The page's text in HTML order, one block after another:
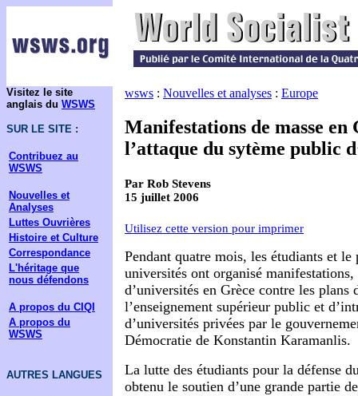
Visitez le site
anglais du WSWS
SUR LE SITE :
Contribuez au
WSWS
Nouvelles et
Analyses
Luttes Ouvrières
Histoire et Culture
Correspondance
L'héritage que
nous défendons
A propos du CIQI
A propos du
WSWS
AUTRES LANGUES
wsws : Nouvelles et analyses : Europe
Manifestations de masse en
l’attaque du sytème public
Par Rob Stevens
15 juillet 2006
Utilisez cette version pour imprimer
Pendant quatre mois, les étudiants et le
universités ont organisé
d’universités en Grèce contre les plans
l’enseignement supérieur public et
d’universités privées par le
Démocratie de Konstantin Karamanlis.
La lutte des étudiants pour la défense
obtenu le soutien d’une grande partie